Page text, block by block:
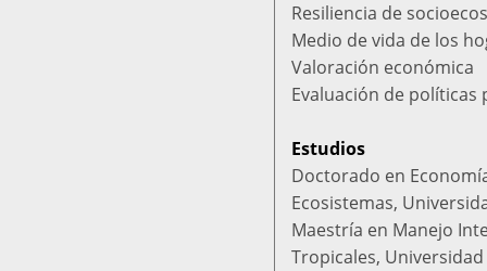
Resiliencia de
Medio de vida de los
Valoración económica
Evaluación de políticas
Estudios
Doctorado en
Ecosistemas,
Maestría en Manejo
Tropicales,